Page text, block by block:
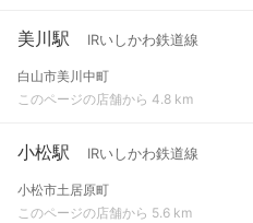
美川駅 IRいしかわ鉄道線
白山市美川中町
このページの店舗から 4.8 km
小松駅 IRいしかわ鉄道線
小松市土居原町
このページの店舗から 5.6 km